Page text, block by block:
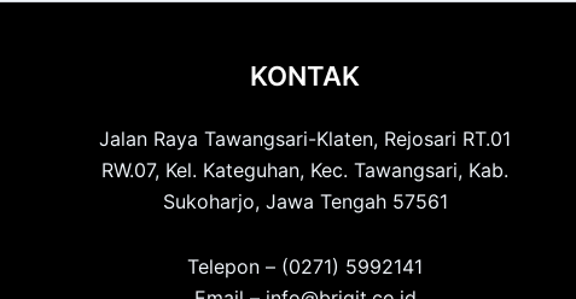
KONTAK
Jalan Raya Tawangsari-Klaten, Rejosari RT.01
RW.07, Kel. Kateguhan, Kec. Tawangsari, Kab.
Sukoharjo, Jawa Tengah 57561
Telepon – (0271) 5992141